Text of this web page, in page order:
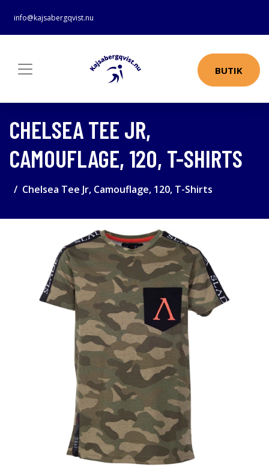
info@kajsabergqvist.nu
BUTIK
CHELSEA TEE JR,
CAMOUFLAGE, 120, T-SHIRTS
Chelsea Tee Jr, Camouflage, 120, T-Shirts